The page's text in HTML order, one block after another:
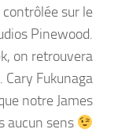
sur le
Pinewood.
on retrouvera
Fukunaga
notre James
aucun sens